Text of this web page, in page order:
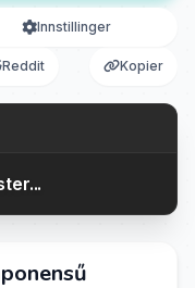
Innstillinger
Reddit Kopier